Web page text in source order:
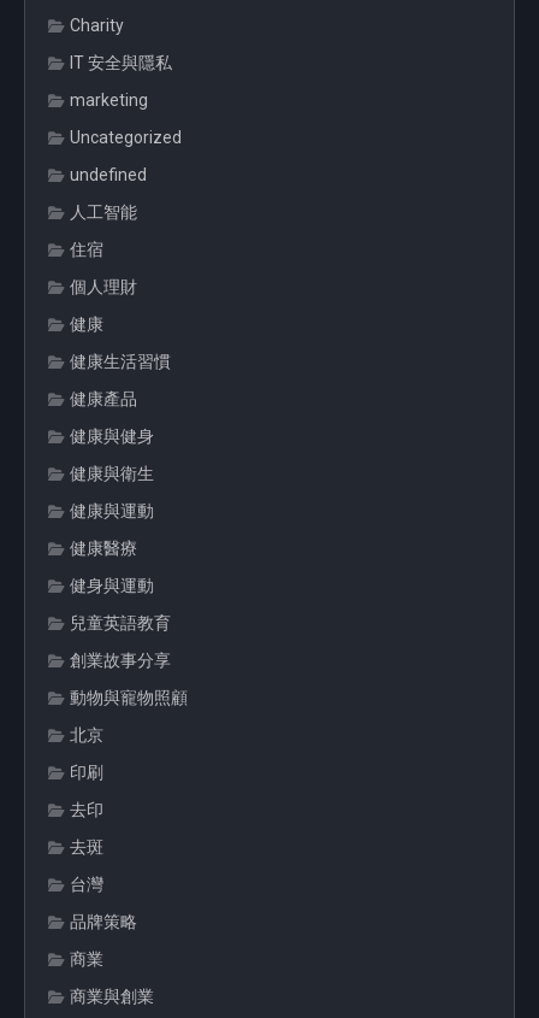
Charity
IT 安全與隱私
marketing
Uncategorized
undefined
人工智能
住宿
個人理財
健康
健康生活習慣
健康產品
健康與健身
健康與衛生
健康與運動
健康醫療
健身與運動
兒童英語教育
創業故事分享
動物與寵物照顧
北京
印刷
去印
去斑
台灣
品牌策略
商業
商業與創業